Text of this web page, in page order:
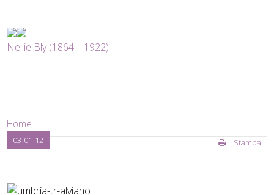
Nellie Bly (1864 – 1922)
Home
03-01-12 Stampa